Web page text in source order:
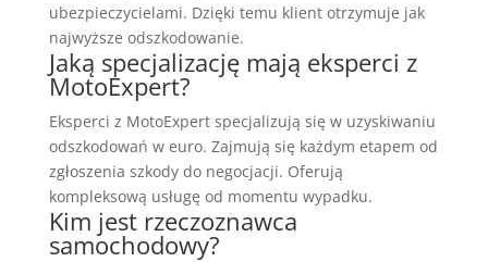
ubezpieczycielami. Dzięki temu klient otrzymuje jak
najwyższe odszkodowanie.
Jaką specjalizację mają eksperci z
MotoExpert?
Eksperci z MotoExpert specjalizują się w uzyskiwaniu
odszkodowań w euro. Zajmują się każdym etapem od
zgłoszenia szkody do negocjacji. Oferują
kompleksową usługę od momentu wypadku.
Kim jest rzeczoznawca
samochodowy?